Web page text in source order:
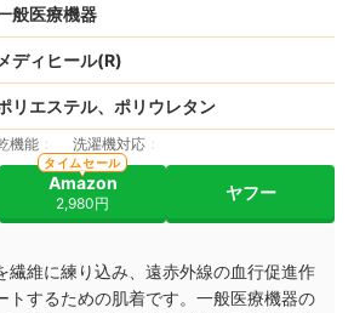
般医療機器
メディヒール(R)
リエステル、ポリウレタン
機能 洗濯機対応
Amazon
2,980円
タイムセール
ヤフー
繊維に練り込み、遠赤外線の血行促進作
トするための肌着です。一般医療機器の